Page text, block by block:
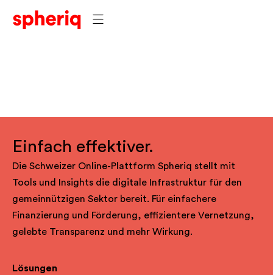
Einfach effektiver.
Die Schweizer Online-Plattform Spheriq stellt mit
Tools und Insights die digitale Infrastruktur für den
gemeinnützigen Sektor bereit. Für einfachere
Finanzierung und Förderung, effizientere Vernetzung,
gelebte Transparenz und mehr Wirkung.
Lösungen